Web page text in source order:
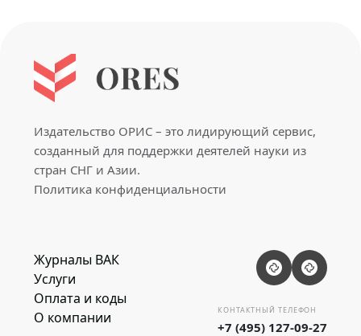
Издательство ОРИС – это лидирующий сервис,
созданный для поддержки деятелей науки из
стран СНГ и Азии.
Политика конфиденциальности
Журналы ВАК
Услуги
Оплата и коды
О компании
КОНТАКТНЫЙ ТЕЛЕФОН
+7 (495) 127-09-27